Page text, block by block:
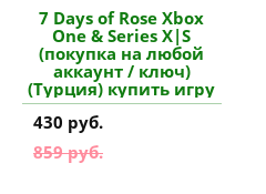
7 Days of Rose Xbox
One & Series X|S
(покупка на любой
аккаунт / ключ)
(Турция) купить игру
430 руб.
859 руб.